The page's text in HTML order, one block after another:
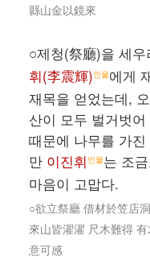
縣山金以鏡來
○제청(祭廳)을 세우
휘(李震輝)인물에게
재목을 얻었는데,
산이 모두 벌거벗
때문에 나무를 가
만 이진휘 인물는 조
마음이 고맙다.
○欲立祭廳 借材於笠店
來山皆濯濯 尺木難得
意可感